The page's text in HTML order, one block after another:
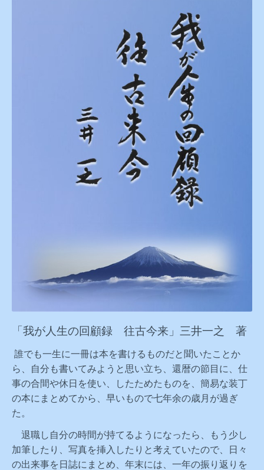
「我が人生の回顧録 往古今来」三井一之 著
誰でも一生に一冊は本を書けるものだと聞いたことか
ら、自分も書いてみようと思い立ち、還暦の節目に、仕
事の合間や休日を使い、したためたものを、簡易な装丁
の本にまとめてから、早いもので七年余の歳月が過ぎ
た。
退職し自分の時間が持てるようになったら、もう少し
加筆したり、写真を挿入したりと考えていたので、日々
の出来事を日誌にまとめ、年末には、一年の振り返りを